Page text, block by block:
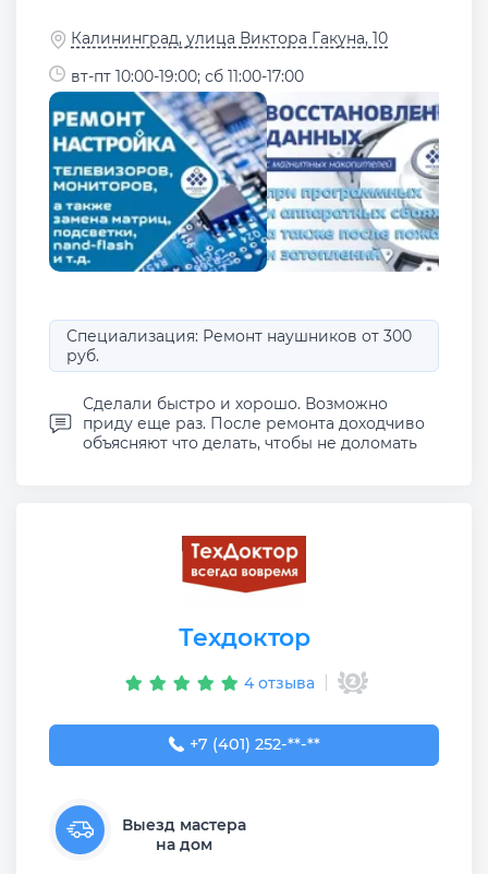
Калининград, улица Виктора Гакуна, 10
вт-пт 10:00-19:00; сб 11:00-17:00
Специализация: Ремонт наушников от 300
руб.
Сделали быстро и хорошо. Возможно
приду еще раз. После ремонта доходчиво
объясняют что делать, чтобы не доломать
Техдоктор
4 отзыва
+7 (401) 252-52-88
+7 (401) 252-**-**
Выезд мастера
на дом